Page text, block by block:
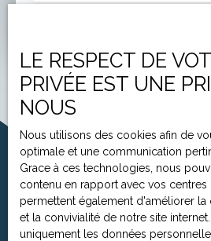
LE RESPECT DE
PRIVÉE EST UNE
NOUS
Nous utilisons des cookies afin de
optimale et une communication
Grace à ces technologies, nous
contenu en rapport avec vos centres
permettent également d'améliorer la
et la convivialité de notre site
uniquement les données